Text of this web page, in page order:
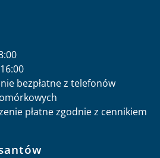
bezpłatne z telefonów
płatne zgodnie z cennikiem